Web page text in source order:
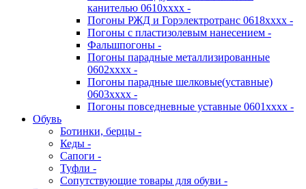
канителью 0610хххх -
Погоны РЖД и Горэлектротранс 0618хххх -
Погоны с пластизолевым нанесением -
Фальшпогоны -
Погоны парадные металлизированные
0602хххх -
Погоны парадные шелковые(уставные)
0603хххх -
Погоны повседневные уставные 0601хххх -
Обувь
Ботинки, берцы -
Кеды -
Сапоги -
Туфли -
Сопутствующие товары для обуви -